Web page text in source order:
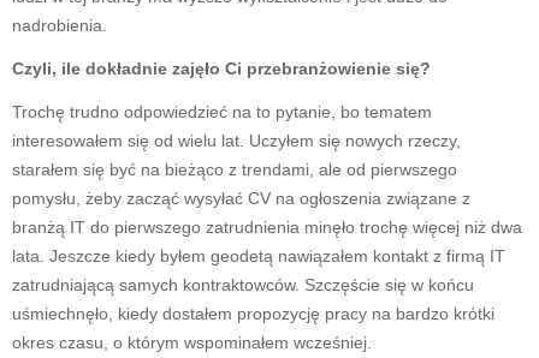
nadrobienia.
Czyli, ile dokładnie zajęło Ci przebranżowienie się?
Trochę trudno odpowiedzieć na to pytanie, bo tematem
interesowałem się od wielu lat. Uczyłem się nowych rzeczy,
starałem się być na bieżąco z trendami, ale od pierwszego
pomysłu, żeby zacząć wysyłać CV na ogłoszenia związane z
branżą IT do pierwszego zatrudnienia minęło trochę więcej niż dwa
lata. Jeszcze kiedy byłem geodetą nawiązałem kontakt z firmą IT
zatrudniającą samych kontraktowców. Szczęście się w końcu
uśmiechnęło, kiedy dostałem propozycję pracy na bardzo krótki
okres czasu, o którym wspominałem wcześniej.